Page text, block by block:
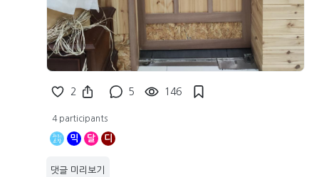
2 5 146
4 participants
믹 달 디
댓글 미리보기